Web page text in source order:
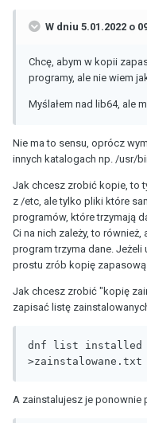
W dniu 5.01.2022 o
Chcę, abym w kopii
programy, ale nie wiem
Myślałem nad lib64, ale
Nie ma to sensu, oprócz
innych katalogach np. /usr/
Jak chcesz zrobić kopie, to
z /etc, ale tylko pliki które
programów, które trzymają
Ci na nich zależy, to
program trzyma dane.
prostu zrób kopię
Jak chcesz zrobić "kopię
zapisać listę
dnf list
>zainstalowane.txt
A zainstalujesz je ponownie